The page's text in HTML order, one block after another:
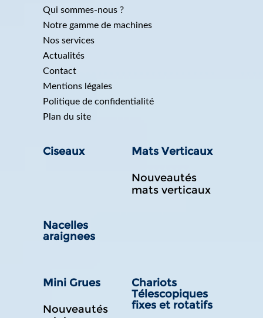
Qui sommes-nous ?
Notre gamme de machines
Nos services
Actualités
Contact
Mentions légales
Politique de confidentialité
Plan du site
Ciseaux Mats Verticaux
Nouveautés
mats verticaux
Nacelles
araignees
Mini Grues
Nouveautés
Chariots
Télescopiques
fixes et rotatifs